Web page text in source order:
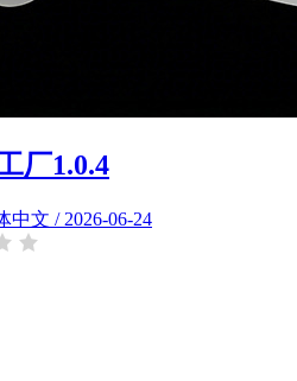
厂1.0.4
中文 / 2026-06-24